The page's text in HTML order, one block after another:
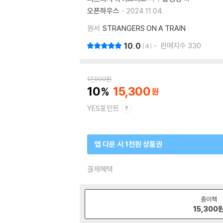
오픈하우스
2024.11.04.
원서 STRANGERS ON A TRAIN
10.0 4 판매지수 330
17,000원
10 15,300
YES포인트
앱 다운 시 1천원 상품권
결제혜택
종이책
15,300